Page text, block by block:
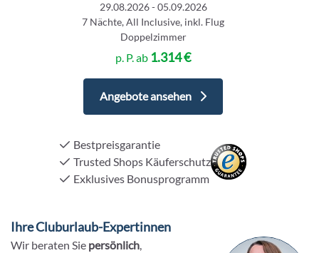
29.08.2026 - 05.09.2026
7 Nächte, All Inclusive, inkl. Flug
Doppelzimmer
p. P. ab 1.314 €
Angebote ansehen
Bestpreisgarantie
Trusted Shops Käuferschutz
Exklusives Bonusprogramm
Ihre Cluburlaub-Expertinnen
Wir beraten Sie persönlich,